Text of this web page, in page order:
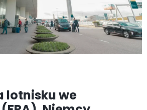
lotnisku we